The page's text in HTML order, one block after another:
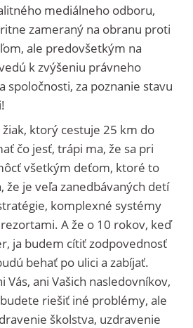
mediálneho odboru,
zameraný na obranu proti
ale predovšetkým na
k zvýšeniu právneho
spoločnosti, za poznanie stavu
ktorý cestuje 25 km do
čo jesť, trápi ma, že sa pri
všetkým deťom, ktoré to
že je veľa zanedbávaných detí
komplexné systémy
A že o 10 rokov, keď
ja budem cítiť zodpovednosť
behať po ulici a zabíjať.
ani Vašich nasledovníkov,
riešiť iné problémy, ale
školstva, uzdravenie